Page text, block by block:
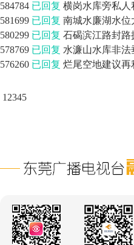
584784 已回复 横岗水库旁私人
581699 已回复 南城水廉湖水位
580299 已回复 石碣滨江路封路
578769 已回复 水濂山水库非法
576260 已回复 烂尾空地建议再
1 2345